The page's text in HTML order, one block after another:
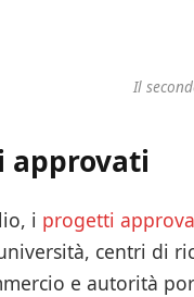
Il
i progetti
centri di
e autorità